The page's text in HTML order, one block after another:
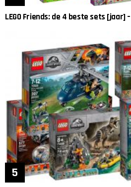
LEGO Friends: de 4 beste sets [jaar]